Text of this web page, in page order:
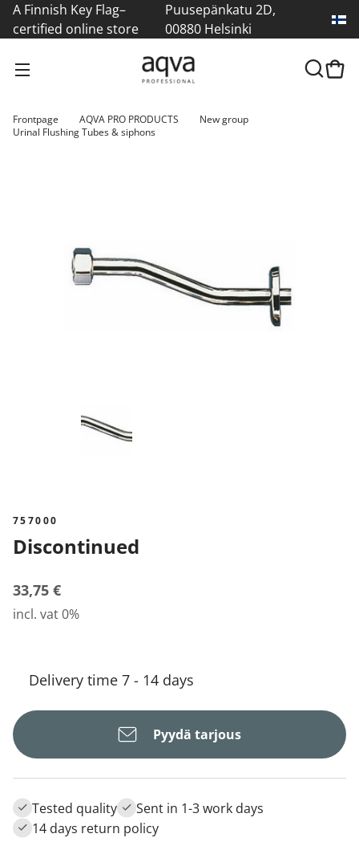
A Finnish Key Flag–
certified online store
Puusepänkatu 2D,
00880 Helsinki
Frontpage AQVA PRO PRODUCTS
New group
Urinal Flushing Tubes & siphons
757000
Discontinued
33,75 €
incl. vat 0%
Delivery time 7 - 14 days
Pyydä tarjous
Tested quality
Sent in 1-3 work days
14 days return policy